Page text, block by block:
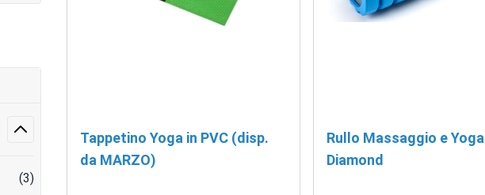
(3)
Tappetino Yoga in PVC (disp.
da MARZO)
Rullo Massaggio e Yoga
Diamond